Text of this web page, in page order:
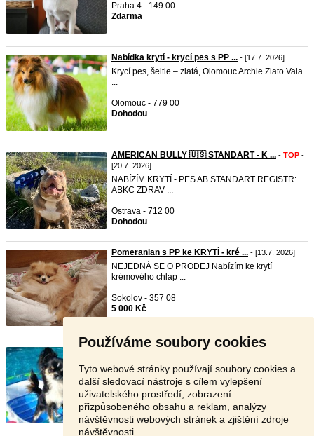
Používáme soubory cookies
Tyto webové stránky používají soubory cookies a
další sledovací nástroje s cílem vylepšení
uživatelského prostředí, zobrazení
přizpůsobeného obsahu a reklam, analýzy
návštěvnosti webových stránek a zjištění zdroje
návštěvnosti.
Praha 4 - 149 00
Zdarma
Nabídka krytí - krycí pes s PP ... - [17.7. 2026]
Krycí pes, šeltie – zlatá, Olomouc Archie Zlato Vala
...
Olomouc - 779 00
Dohodou
AMERICAN BULLY 🇺🇸 STANDART - K ... - TOP -
[20.7. 2026]
NABÍZÍM KRYTÍ - PES AB STANDART REGISTR:
ABKC ZDRAV ...
Ostrava - 712 00
Dohodou
Pomeranian s PP ke KRYTÍ - kré ... - [13.7. 2026]
NEJEDNÁ SE O PRODEJ Nabízím ke krytí
krémového chlap ...
Sokolov - 357 08
5 000 Kč
Nabízíme krytí - čivava - [12.7. 2026]
Hledáme milenku pro našeho čivaváka. Narodil se
20.11. ...
Svitavy - 568 02
Dohodou